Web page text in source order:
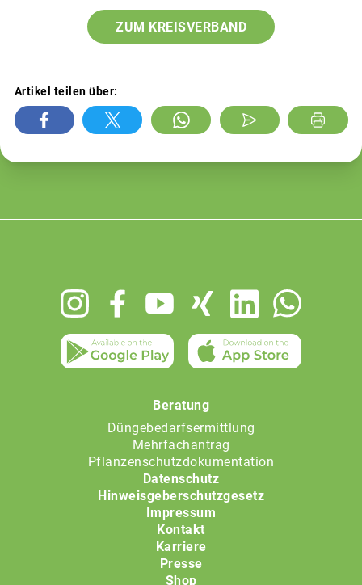
ZUM KREISVERBAND
Artikel teilen über:
Beratung
Düngebedarfsermittlung
Mehrfachantrag
Pflanzenschutzdokumentation
Datenschutz
Hinweisgeberschutzgesetz
Impressum
Kontakt
Karriere
Presse
Shop